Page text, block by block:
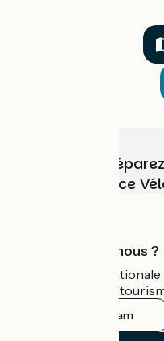
Choisissez,
vélo avec France
Qui sommes-nous ?
L'association
guide officiel du
Instagram